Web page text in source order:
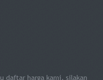
daftar harga kami, silakan